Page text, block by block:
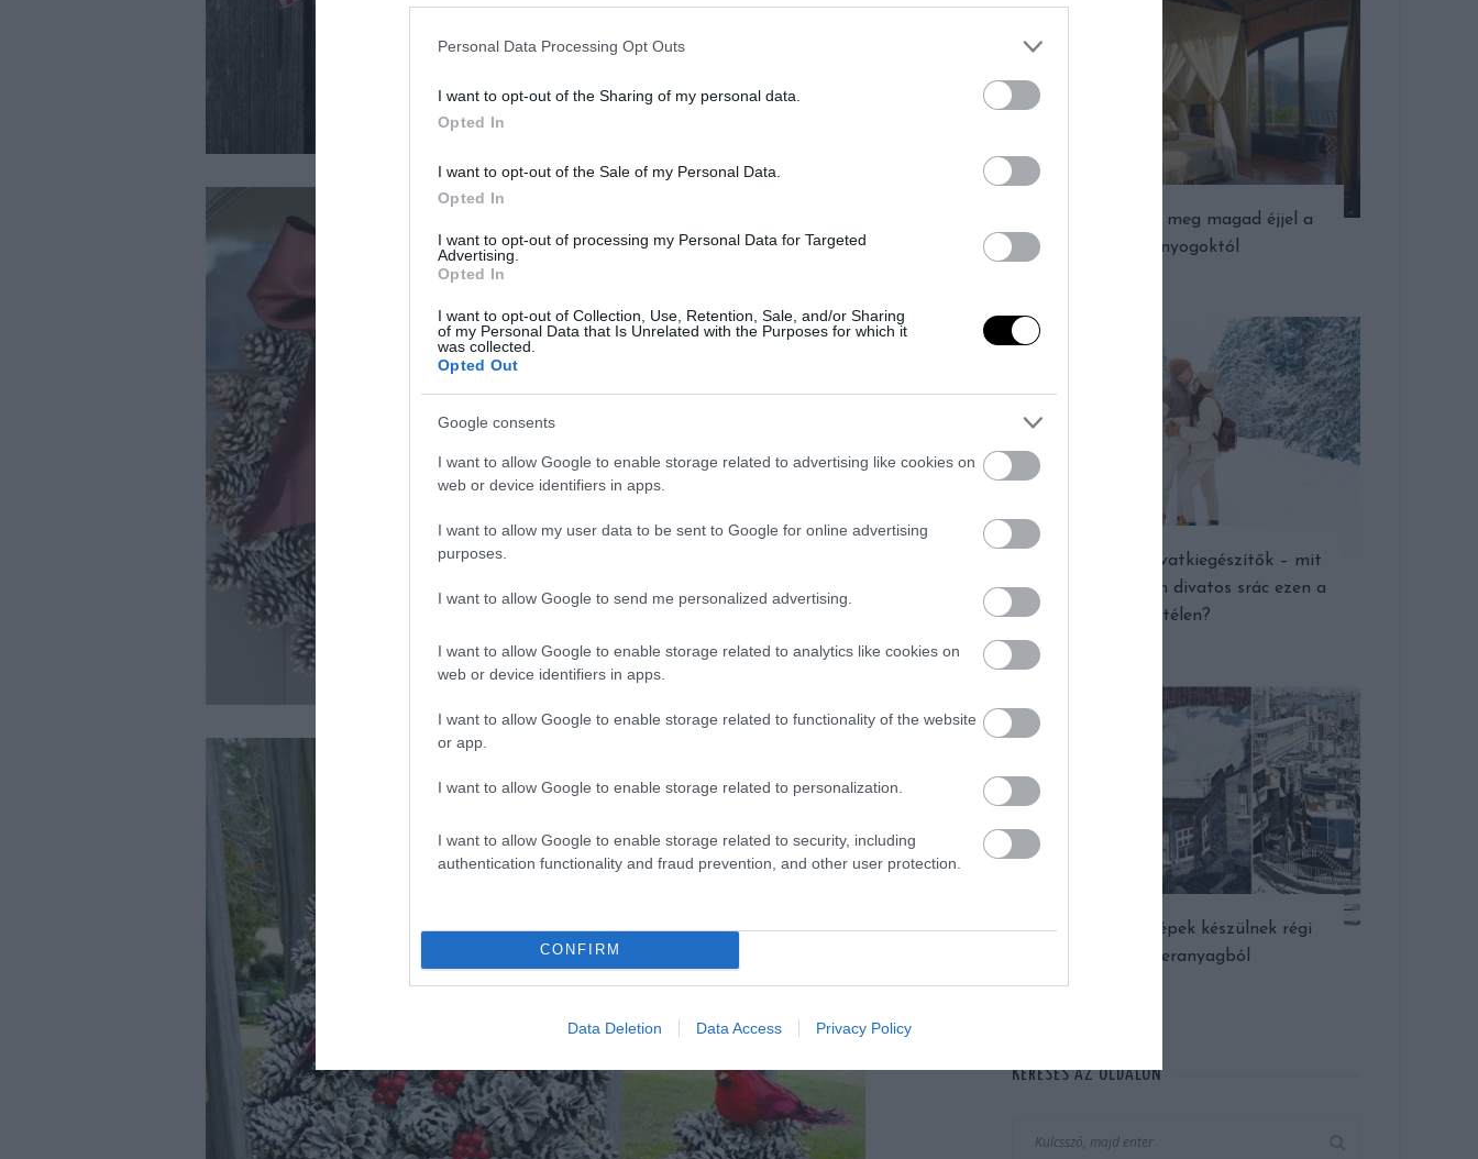
Personal Data Processing Opt Outs
I want to opt-out of the Sharing of my personal data.
Opted In
I want to opt-out of the Sale of my Personal Data.
Opted In
I want to opt-out of processing my Personal Data for Targeted
Advertising.
Opted In
I want to opt-out of Collection, Use, Retention, Sale, and/or Sharing
of my Personal Data that Is Unrelated with the Purposes for which it
was collected.
Opted Out
Google consents
I want to allow Google to enable storage related to advertising like cookies on
web or device identifiers in apps.
I want to allow my user data to be sent to Google for online advertising
purposes.
I want to allow Google to send me personalized advertising.
I want to allow Google to enable storage related to analytics like cookies on
web or device identifiers in apps.
I want to allow Google to enable storage related to functionality of the website
or app.
I want to allow Google to enable storage related to personalization.
I want to allow Google to enable storage related to security, including
authentication functionality and fraud prevention, and other user protection.
CONFIRM
Data Deletion Data Access Privacy Policy
Így védheted meg magad éjjel a
szúnyogoktól
Trendi férfi divatkiegészítők – mit
viseljen minden divatos srác ezen a
télen?
Látványos képek készülnek régi
farmeranyagból
KERESÉS AZ OLDALON